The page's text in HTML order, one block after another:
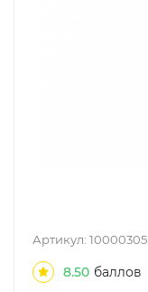
Артикул: 10000305
8.50 баллов